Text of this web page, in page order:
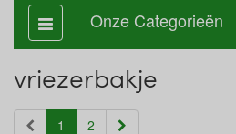
categorie
aan,
Onze Categorieën
vriezerbakje
1 (current)
2